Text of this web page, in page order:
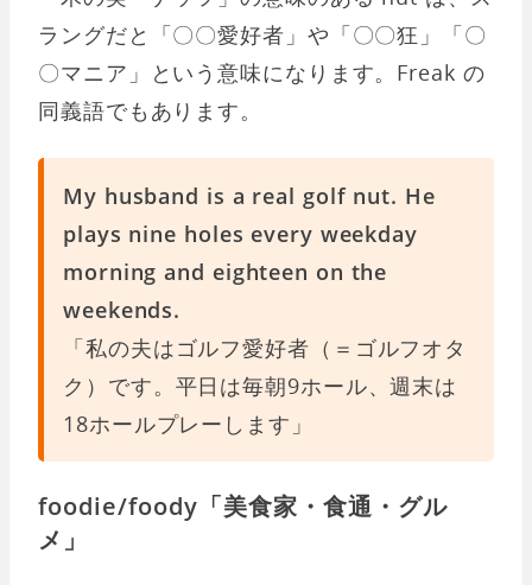
ラングだと「〇〇愛好者」や「〇〇狂」「〇
〇マニア」という意味になります。Freak の
同義語でもあります。
My husband is a real golf nut. He
plays nine holes every weekday
morning and eighteen on the
weekends.
「私の夫はゴルフ愛好者（＝ゴルフオタ
ク）です。平日は毎朝9ホール、週末は
18ホールプレーします」
foodie/foody「美食家・食通・グル
メ」